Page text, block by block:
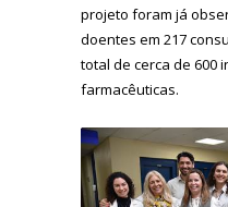
projeto foram já
doentes em 217
total de cerca de 600
farmacêuticas.